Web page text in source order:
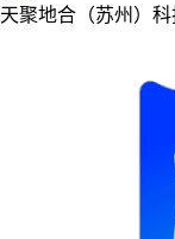
天聚地合（苏州）